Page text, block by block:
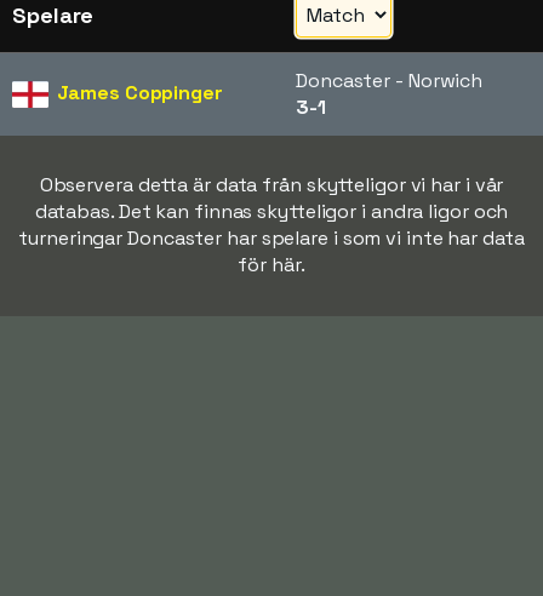
Spelare
James Coppinger
Doncaster - Norwich
3-1
Observera detta är data från skytteligor vi har i vår
databas. Det kan finnas skytteligor i andra ligor och
turneringar Doncaster har spelare i som vi inte har data
för här.